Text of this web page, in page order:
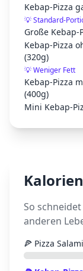
Kebap-Pizza
💡Standard-
Große Kebap-
Kebap-Pizza
(320g)
💡Weniger Fett
Kebap-Pizza
(400g)
Mini Kebap-
So schneidet
anderen
🍕 Pizza